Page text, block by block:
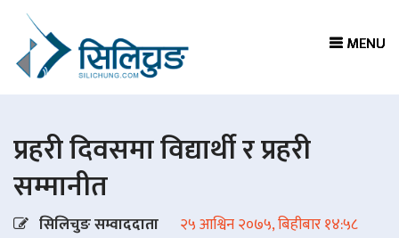
MENU
MENU
MENU
MENU
प्रहरी दिवसमा विद्यार्थी र प्रहरी
सम्मानीत
सिलिचुङ सम्वाददाता २५ आश्विन २०७५, बिहीबार १४:५८